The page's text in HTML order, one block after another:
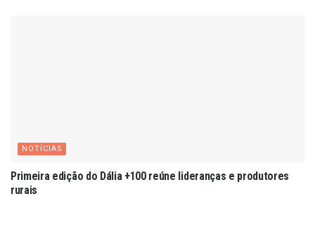
NOTÍCIAS
Primeira edição do Dália +100 reúne lideranças e produtores
rurais